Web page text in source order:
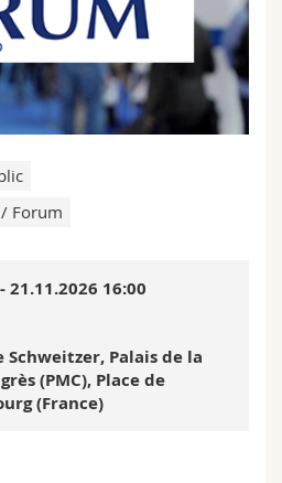
Forum
21.11.2026 16:00
Schweitzer, Palais de la
(PMC), Place de
(France)